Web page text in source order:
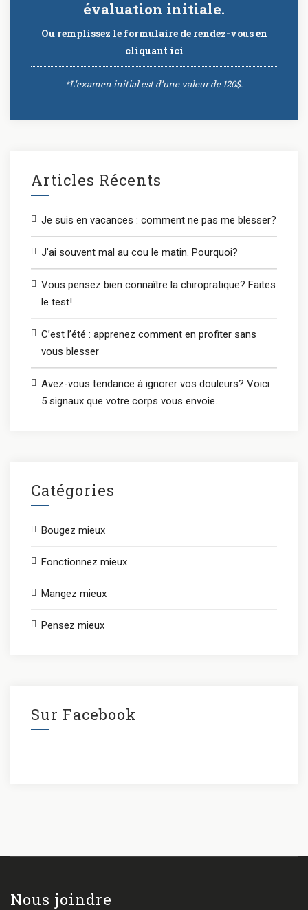
évaluation initiale.
Ou remplissez le formulaire de rendez-vousen
cliquant ici
*L’examen initial est d’une valeur de 120$.
Articles Récents
Je suis en vacances : comment ne pas me blesser?
J’ai souvent mal au cou le matin. Pourquoi?
Vous pensez bien connaître la chiropratique? Faites
le test!
C’est l’été : apprenez comment en profiter sans
vous blesser
Avez-vous tendance à ignorer vos douleurs? Voici
5 signaux que votre corps vous envoie.
Catégories
Bougez mieux
Fonctionnez mieux
Mangez mieux
Pensez mieux
Sur Facebook
Nous joindre